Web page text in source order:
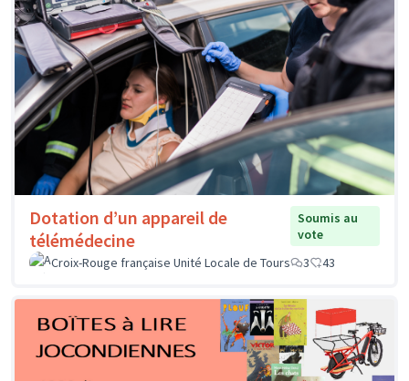
Dotation d’un appareil de
télémédecine
Soumis au
vote
Croix-Rouge française Unité Locale de Tours
3 43